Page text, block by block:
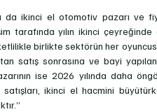
da ikinci el otomotiv pazarı ve
tarafında yılın ikinci
birlikte sektörün her
satış sonrasına ve bayi
ise 2026 yılında daha
ikinci el hacmini